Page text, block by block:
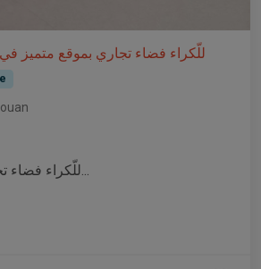
للّكراء فضاء تجاري بموقع متميز في